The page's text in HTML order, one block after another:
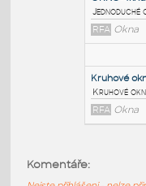
Stropní
RFA
RFA
Komentáře: